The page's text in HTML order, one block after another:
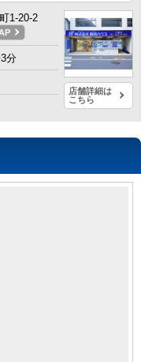
店舗詳細は
こちら
1-20-2
分